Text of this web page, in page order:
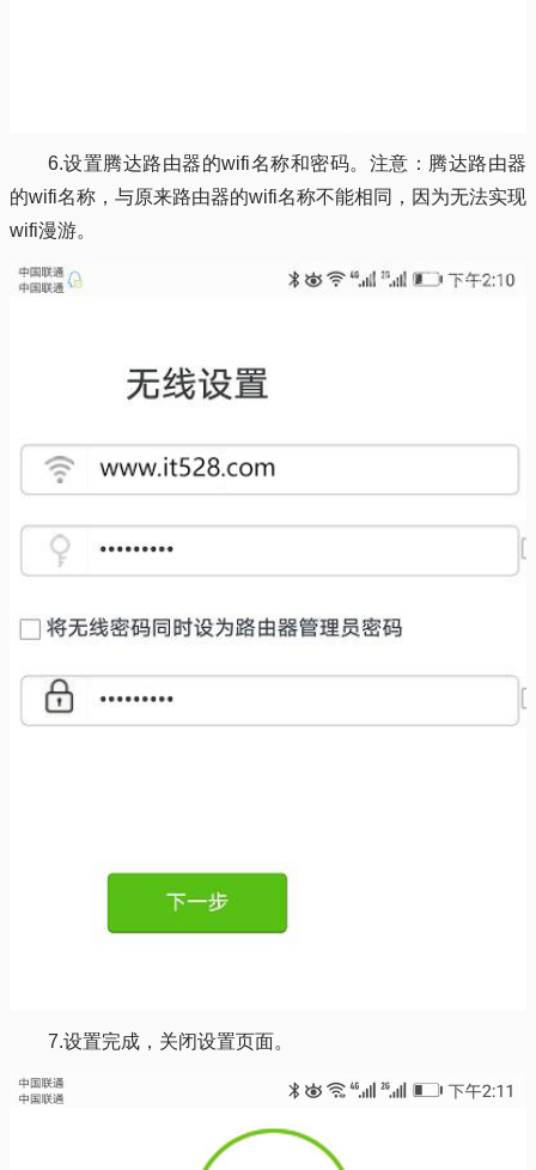
6.设置腾达路由器的wifi名称和密码。注意：腾达路由器
的wifi名称，与原来路由器的wifi名称不能相同，因为无法实现
wifi漫游。
7.设置完成，关闭设置页面。